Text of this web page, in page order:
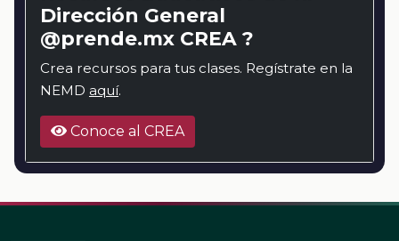
Dirección General
@prende.mx CREA ?
Crea recursos para tus clases. Regístrate en la
NEMD aquí.
Conoce al CREA